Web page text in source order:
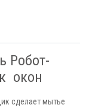
Робот-
окон
сделает мытье